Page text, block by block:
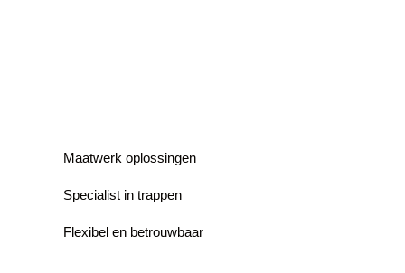
Maatwerk oplossingen
Specialist in trappen
Flexibel en betrouwbaar